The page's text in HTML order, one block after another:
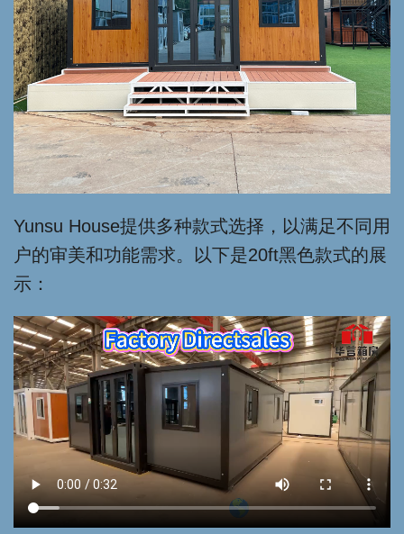
Yunsu House提供多种款式选择，以满足不同用
户的审美和功能需求。以下是20ft黑色款式的展
示：